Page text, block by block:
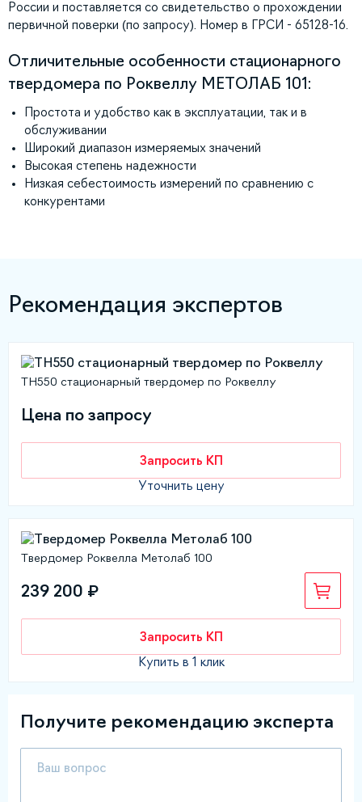
России и поставляется со свидетельство о прохождении
первичной поверки (по запросу). Номер в ГРСИ - 65128-16.
Отличительные особенности стационарного
твердомера по Роквеллу МЕТОЛАБ 101:
Простота и удобство как в эксплуатации, так и в
обслуживании
Широкий диапазон измеряемых значений
Высокая степень надежности
Низкая себестоимость измерений по сравнению с
конкурентами
Рекомендация экспертов
TH550 стационарный твердомер по Роквеллу
Цена по запросу
Запросить КП
Уточнить цену
Твердомер Роквелла Метолаб 100
239 200 ₽
Запросить КП
Купить в 1 клик
Получите рекомендацию эксперта